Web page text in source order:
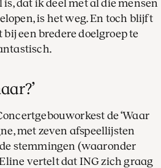
dat ik deel met al die mensen
is het weg. En toch blijft
een bredere doelgroep te
de ‘Waar
met zeven afspeellijsten
stemmingen (waaronder
vertelt dat ING zich graag